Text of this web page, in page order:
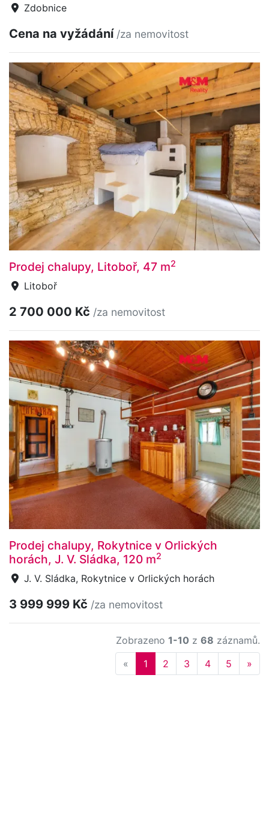
Zdobnice
Cena na vyžádání /za nemovitost
Prodej chalupy, Litoboř, 47 m2
Litoboř
2 700 000 Kč /za nemovitost
Prodej chalupy, Rokytnice v Orlických
horách, J. V. Sládka, 120 m2
J. V. Sládka, Rokytnice v Orlických horách
3 999 999 Kč /za nemovitost
Zobrazeno 1-10 z 68 záznamů.
« Previous
1 2 3 4 5 »